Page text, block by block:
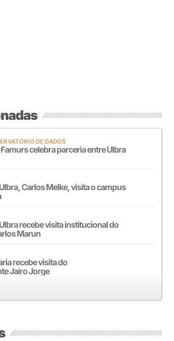
DE DADOS
celebra parceria entre Ulbra
Carlos Melke, visita o campus
recebe visita institucional do
Marun
recebe visita do
Jairo Jorge